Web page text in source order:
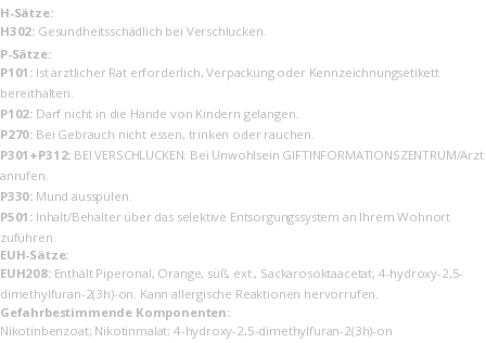
H-Sätze:
H302: Gesundheitsschädlich bei Verschlucken.
P-Sätze:
P101: Ist ärztlicher Rat erforderlich, Verpackung oder Kennzeichnungsetikett
bereithalten.
P102: Darf nicht in die Hände von Kindern gelangen.
P270: Bei Gebrauch nicht essen, trinken oder rauchen.
P301+P312: BEI VERSCHLUCKEN: Bei Unwohlsein GIFTINFORMATIONSZENTRUM/Arzt
anrufen.
P330: Mund ausspülen.
P501: Inhalt/Behälter über das selektive Entsorgungssystem an Ihrem Wohnort
zuführen.
EUH-Sätze:
EUH208:Enthält Piperonal, Orange, süß, ext., Sackarosoktaacetat, 4-hydroxy-2,5-
dimethylfuran-2(3h)-on. Kann allergische Reaktionen hervorrufen.
Gefahrbestimmende Komponenten:
Nikotinbenzoat; Nikotinmalat; 4-hydroxy-2,5-dimethylfuran-2(3h)-on